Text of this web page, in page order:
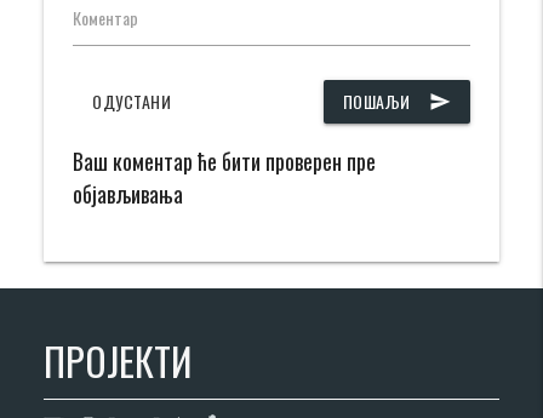
Коментар
ПОШАЉИ send
ОДУСТАНИ
Ваш коментар ће бити проверен пре
објављивања
ПРОЈЕКТИ